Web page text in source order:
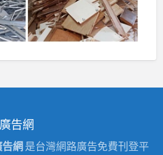
告網
網是台灣網路廣告免費刊登平